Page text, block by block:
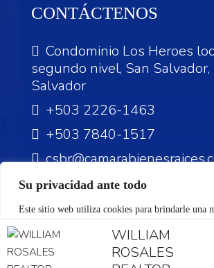
Su privacidad ante todo
Este sitio web utiliza cookies para brindarle una
personalizada experiencia. Si continúa
web se da por entendido que acepta nuestras
CONTÁCTENOS
Condominio Los Heroes
segundo nivel, San Salvador,
Salvador
+503 2226-1463
+503 7840-1517
©Reservados todos los
Diseño Web by:
WILLIAM
ROSALES